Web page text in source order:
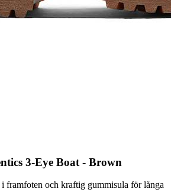
3-Eye Boat - Brown
framfoten och kraftig gummisula för långa